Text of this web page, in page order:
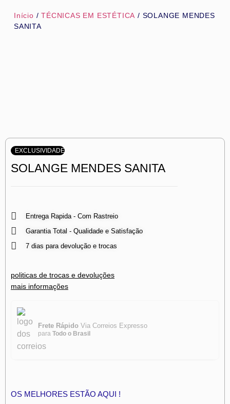
Início /TÉCNICAS EM ESTÉTICA / SOLANGE MENDES
SANITA
EXCLUSIVIDADE
SOLANGE MENDES SANITA
Entrega Rapida - Com Rastreio
Garantia Total - Qualidade e Satisfação
7 dias para devolução e trocas
politicas de trocas e devoluções
mais informações
Frete Rápido Via Correios Expresso
para Todo o Brasil
OS MELHORES ESTÃO AQUI !